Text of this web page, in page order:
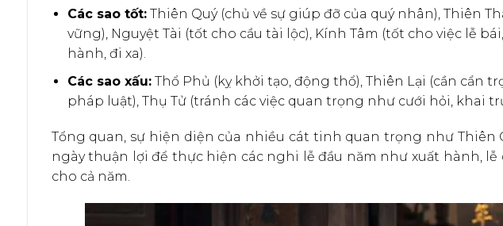
Các sao tốt: Thiên Quý (chủ về sự giúp đỡ của quý nhân), Thiên
vững), Nguyệt Tài (tốt cho cầu tài lộc), Kính Tâm (tốt cho việc lễ
hành, đi xa).
Các sao xấu: Thổ Phủ (kỵ khởi tạo, động thổ), Thiên Lại (cần cẩn
pháp luật), Thụ Tử (tránh các việc quan trọng như cưới hỏi, khai
Tổng quan, sự hiện diện của nhiều cát tinh quan trọng như Thiên
ngày thuận lợi để thực hiện các nghi lễ đầu năm như xuất hành, lễ
cho cả năm.